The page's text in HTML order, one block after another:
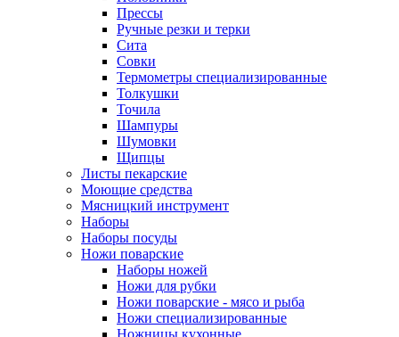
Прессы
Ручные резки и терки
Сита
Совки
Термометры специализированные
Толкушки
Точила
Шампуры
Шумовки
Щипцы
Листы пекарские
Моющие средства
Мясницкий инструмент
Наборы
Наборы посуды
Ножи поварские
Наборы ножей
Ножи для рубки
Ножи поварские - мясо и рыба
Ножи специализированные
Ножницы кухонные